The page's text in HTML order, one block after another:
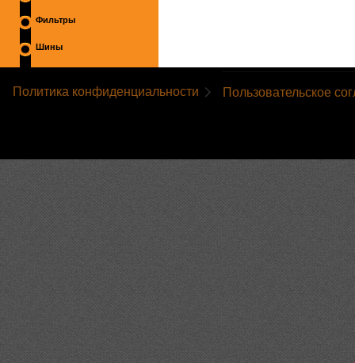
Фильтры
Шины
Политика конфиденциальности Пользовательское